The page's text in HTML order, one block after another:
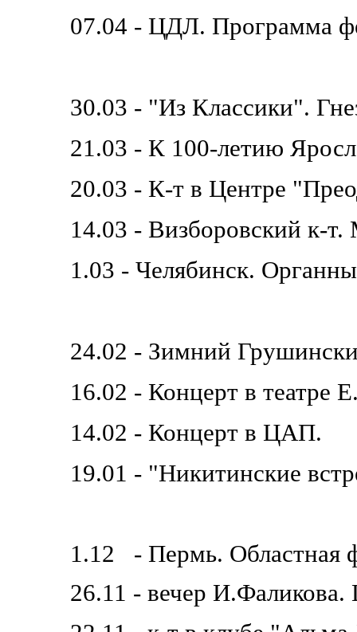
07.04 - ЦДЛ. Программа
30.03 - "Из Классики".
21.03 - К 100-летию
20.03 - К-т в Центре
14.03 - Визборовский к-
1.03 - Челябинск.
24.02 - Зимний
16.02 - Концерт в театре
14.02 - Концерт в ЦАП.
19.01 - "Никитинские
1.12 - Пермь. Областная
26.11 - вечер